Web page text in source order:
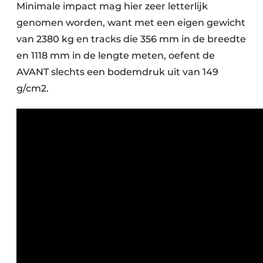
Minimale impact mag hier zeer letterlijk
genomen worden, want met een eigen gewicht
van 2380 kg en tracks die 356 mm in de breedte
en 1118 mm in de lengte meten, oefent de
AVANT slechts een bodemdruk uit van 149
g/cm2.